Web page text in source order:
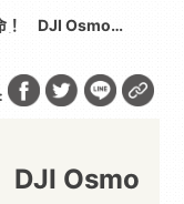
！ DJI Osmo
DJI Osmo